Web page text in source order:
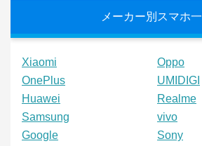
メーカー別スマホ
Xiaomi
Oppo
OnePlus
UMIDIGI
Huawei
Realme
Samsung
vivo
Google
Sony